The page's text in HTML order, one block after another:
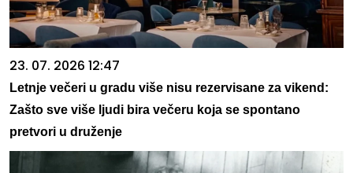
23. 07. 2026 12:47
Letnje večeri u gradu više nisu rezervisane za vikend:
Zašto sve više ljudi bira večeru koja se spontano
pretvori u druženje